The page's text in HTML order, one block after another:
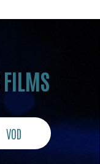
FILMS
VOD